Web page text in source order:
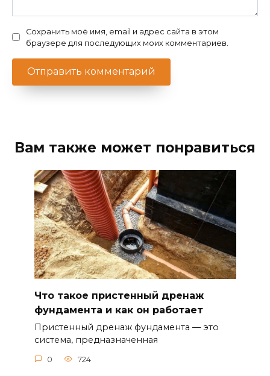
Сохранить моё имя, email и адрес сайта в этом
браузере для последующих моих комментариев.
Вам также может понравиться
Что такое пристенный дренаж
фундамента и как он работает
Пристенный дренаж фундамента — это
система, предназначенная
0 724